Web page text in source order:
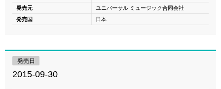
発売元
ユニバーサル ミュージック合同会社
発売国
日本
発売日
2015-09-30